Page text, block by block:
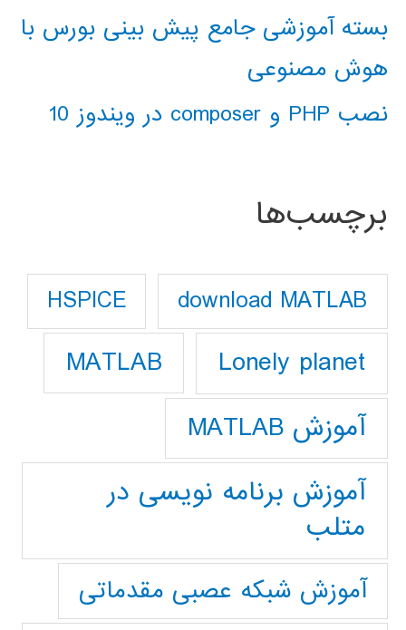
بسته آموزشی جامع پیش بینی بورس با
هوش مصنوعی
نصب PHP و composer در ویندوز 10
برچسب‌ها
download MATLAB
HSPICE
Lonely planet
MATLAB
آموزش MATLAB
آموزش برنامه نویسی در
متلب
آموزش شبکه عصبی مقدماتی